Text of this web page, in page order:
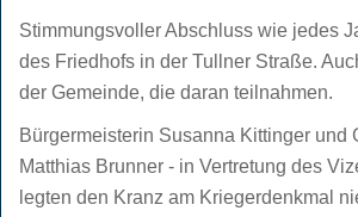
Stimmungsvoller Abschluss wie jedes
des Friedhofs in der Tullner Straße.
der Gemeinde, die daran teilnahmen.
Bürgermeisterin Susanna Kittinger und
Matthias Brunner - in Vertretung des
legten den Kranz am Kriegerdenkmal